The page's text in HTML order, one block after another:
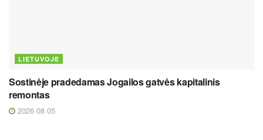
LIETUVOJE
Sostinėje pradedamas Jogailos gatvės kapitalinis
remontas
2026 08 05